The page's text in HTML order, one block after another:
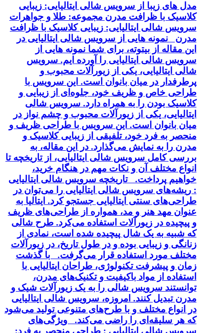
مدل های زیبا از سرویس شالی ایتالیایی: زیبایی
کلاسیک با ظرافت مدرن مجموعه: طلا و جواهرات
سرویس شالی ایتالیایی: زیبایی کلاسیک با ظرافت
مدرن نمونه هایی از سرویس شالی ایتالیایی در
این مقاله از بیتوته، برای شما نمونه هایی از
سرویس شالی ایتالیایی را آورده ایم. سرویس
شالی ایتالیایی، یکی از زیورآلات محبوب و
پرطرفدار در میان بانوان است. این سرویس با
طراحی خاص و ظریف خود، جلوه‌ای از زیبایی و
کلاسیک بودن را به همراه دارد. سرویس شالی
ایتالیایی، یکی از زیورآلات محبوب و چشم نواز در
میان بانوان است. این سرویس با طراحی ظریف و
منحصر به فرد خود، تلفیقی از زیبایی کلاسیک و
مدرن را به نمایش می‌گذارد. در این مقاله، به
بررسی کامل سرویس شالی ایتالیایی، از تاریخچه تا
انواع مختلف آن و نکات مهم در هنگام خرید،
خواهیم پرداخت. تاریخچه سرویس شالی ایتالیایی
: ریشه‌های سرویس شالی ایتالیایی را می‌توان در
طراحی‌های سنتی ایتالیایی جستجو کرد. ایتالیا به
عنوان مهد هنر و مد، همواره از طراحی‌های ظریف
و پیچیده در زیورآلات استفاده می‌کرد. طرح شالی
که شبیه به یک شال پیچیده شده است، نمادی از
زنانگی و زیبایی بوده و در طول تاریخ، در زیورآلات
مختلف مورد استفاده قرار می‌گرفت. با گذشت
زمان و پیشرفت تکنولوژی، طراحان ایتالیایی با
استفاده از مواد باکیفیت و تکنیک‌های مدرن،
توانستند سرویس شالی را به یک زیورآلات شیک و
مدرن تبدیل کنند. امروزه، سرویس شالی ایتالیایی
در انواع مختلف و با طرح‌های متنوعی تولید می‌شود
که هر سلیقه‌ای را راضی می‌کند. ویژگی‌های
سرویس شالی ایتالیایی : طراحی منحصر به فرد: